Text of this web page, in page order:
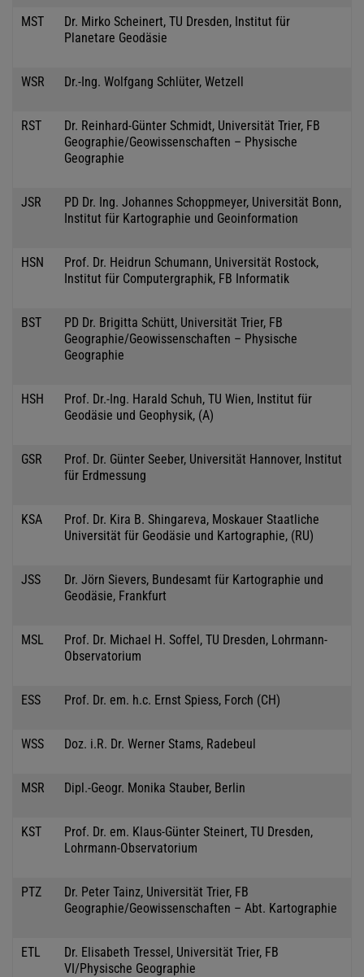
MST
Dr. Mirko Scheinert, TU Dresden, Institut für
Planetare Geodäsie
WSR Dr.-Ing. Wolfgang Schlüter, Wetzell
RST
Dr. Reinhard-Günter Schmidt, Universität Trier, FB
Geographie/Geowissenschaften – Physische
Geographie
JSR
PD Dr. Ing. Johannes Schoppmeyer, Universität Bonn,
Institut für Kartographie und Geoinformation
HSN
Prof. Dr. Heidrun Schumann, Universität Rostock,
Institut für Computergraphik, FB Informatik
BST
PD Dr. Brigitta Schütt, Universität Trier, FB
Geographie/Geowissenschaften – Physische
Geographie
HSH
Prof. Dr.-Ing. Harald Schuh, TU Wien, Institut für
Geodäsie und Geophysik, (A)
GSR
Prof. Dr. Günter Seeber, Universität Hannover, Institut
für Erdmessung
KSA
Prof. Dr. Kira B. Shingareva, Moskauer Staatliche
Universität für Geodäsie und Kartographie, (RU)
JSS
Dr. Jörn Sievers, Bundesamt für Kartographie und
Geodäsie, Frankfurt
MSL
Prof. Dr. Michael H. Soffel, TU Dresden, Lohrmann-
Observatorium
ESS Prof. Dr. em. h.c. Ernst Spiess, Forch (CH)
WSS Doz. i.R. Dr. Werner Stams, Radebeul
MSR Dipl.-Geogr. Monika Stauber, Berlin
KST
Prof. Dr. em. Klaus-Günter Steinert, TU Dresden,
Lohrmann-Observatorium
PTZ
Dr. Peter Tainz, Universität Trier, FB
Geographie/Geowissenschaften – Abt. Kartographie
ETL
Dr. Elisabeth Tressel, Universität Trier, FB
VI/Physische Geographie